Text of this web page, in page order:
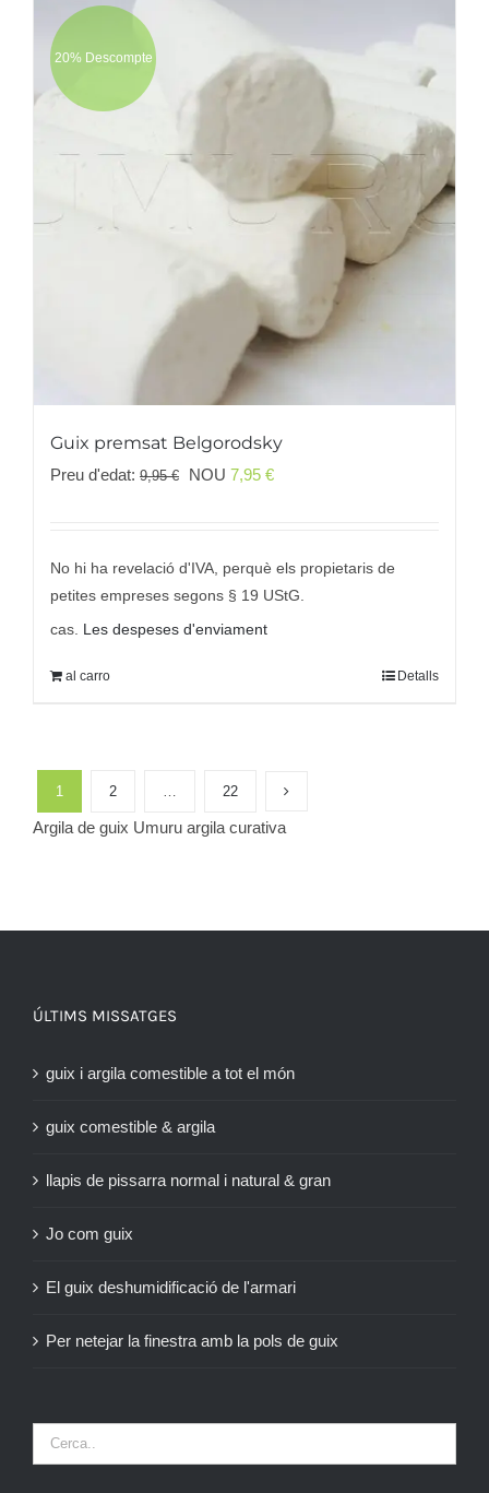
Argila de guix Umuru argila curativa
20% Descompte
Guix premsat Belgorodsky
Preu d'edat: 9,95€
El
era:
9,95 €
NOU 7,95 €El
és:
7,95 €.
No hi ha revelació d'IVA, perquè els propietaris de
petites empreses segons § 19 UStG.
cas. Les despeses d'enviament
al carro Detalls
1 2 22
ÚLTIMS MISSATGES
guix i argila comestible a tot el món
guix comestible & argila
llapis de pissarra normal i natural & gran
Jo com guix
El guix deshumidificació de l'armari
Per netejar la finestra amb la pols de guix